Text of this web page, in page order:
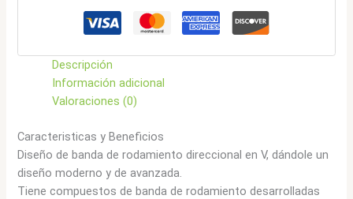
Descripción
Información adicional
Valoraciones (0)
Caracteristicas y Beneficios
Diseño de banda de rodamiento direccional en V, dándole un
diseño moderno y de avanzada.
Tiene compuestos de banda de rodamiento desarrolladas